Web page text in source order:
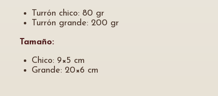
Turrón chico: 80 gr
Turrón grande: 200 gr
Tamaño:
Chico: 9×5 cm
Grande: 20×6 cm